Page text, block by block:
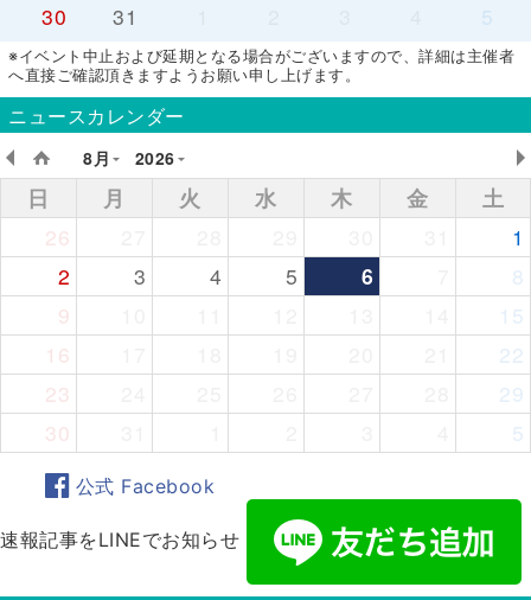
30
31 5
※イベント中止および延期となる場合がございますので、詳細は主催者
へ直接ご確認頂きますようお願い申し上げます。
ニュースカレンダー
8月
2026
日 月 火 水 木 金
土
26
1
2
3 4 5 6
8
9
15
16
22
23
29
30
5
公式 Facebook
速報記事をLINEでお知らせ